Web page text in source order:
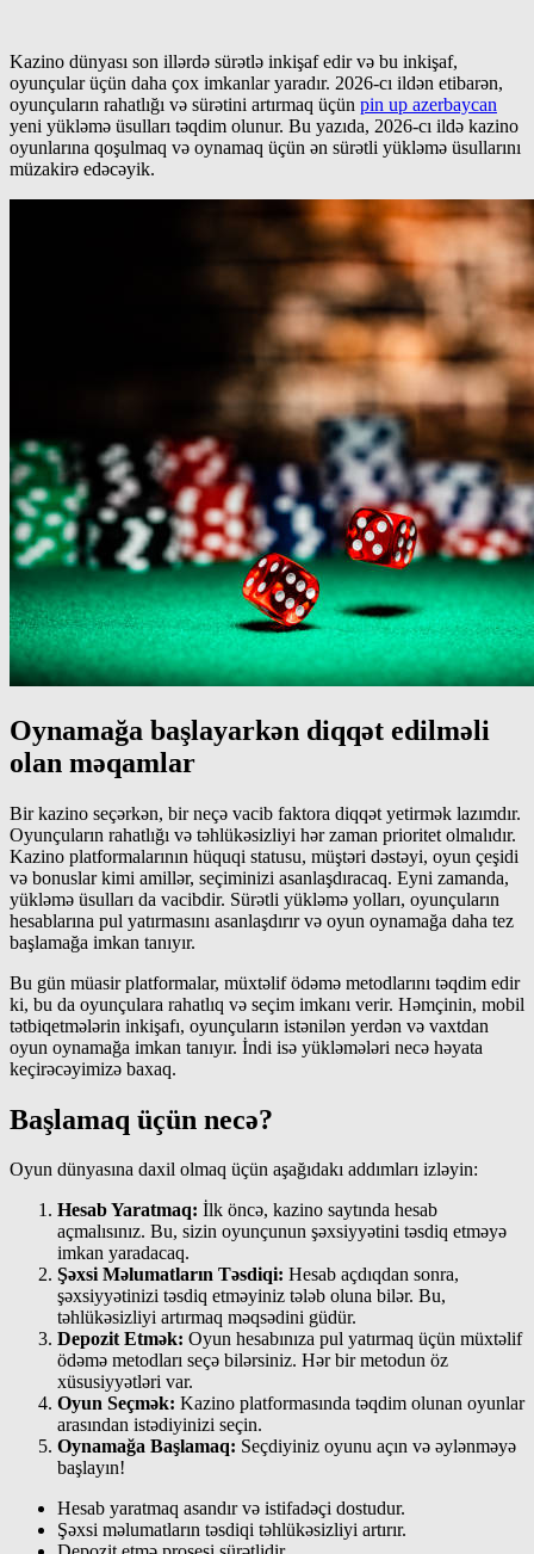
Kazino dünyası son illərdə sürətlə inkişaf edir və bu inkişaf,
oyunçular üçün daha çox imkanlar yaradır. 2026-cı ildən etibarən,
oyunçuların rahatlığı və sürətini artırmaq üçün pin up azerbaycan
yeni yükləmə üsulları təqdim olunur. Bu yazıda, 2026-cı ildə kazino
oyunlarına qoşulmaq və oynamaq üçün ən sürətli yükləmə üsullarını
müzakirə edəcəyik.
Oynamağa başlayarkən diqqət edilməli
olan məqamlar
Bir kazino seçərkən, bir neçə vacib faktora diqqət yetirmək lazımdır.
Oyunçuların rahatlığı və təhlükəsizliyi hər zaman prioritet olmalıdır.
Kazino platformalarının hüquqi statusu, müştəri dəstəyi, oyun çeşidi
və bonuslar kimi amillər, seçiminizi asanlaşdıracaq. Eyni zamanda,
yükləmə üsulları da vacibdir. Sürətli yükləmə yolları, oyunçuların
hesablarına pul yatırmasını asanlaşdırır və oyun oynamağa daha tez
başlamağa imkan tanıyır.
Bu gün müasir platformalar, müxtəlif ödəmə metodlarını təqdim edir
ki, bu da oyunçulara rahatlıq və seçim imkanı verir. Həmçinin, mobil
tətbiqetmələrin inkişafı, oyunçuların istənilən yerdən və vaxtdan
oyun oynamağa imkan tanıyır. İndi isə yükləmələri necə həyata
keçirəcəyimizə baxaq.
Başlamaq üçün necə?
Oyun dünyasına daxil olmaq üçün aşağıdakı addımları izləyin:
Hesab Yaratmaq: İlk öncə, kazino saytında hesab
açmalısınız. Bu, sizin oyunçunun şəxsiyyətini təsdiq etməyə
imkan yaradacaq.
Şəxsi Məlumatların Təsdiqi: Hesab açdıqdan sonra,
şəxsiyyətinizi təsdiq etməyiniz tələb oluna bilər. Bu,
təhlükəsizliyi artırmaq məqsədini güdür.
Depozit Etmək: Oyun hesabınıza pul yatırmaq üçün müxtəlif
ödəmə metodları seçə bilərsiniz. Hər bir metodun öz
xüsusiyyətləri var.
Oyun Seçmək: Kazino platformasında təqdim olunan oyunlar
arasından istədiyinizi seçin.
Oynamağa Başlamaq: Seçdiyiniz oyunu açın və əylənməyə
başlayın!
Hesab yaratmaq asandır və istifadəçi dostudur.
Şəxsi məlumatların təsdiqi təhlükəsizliyi artırır.